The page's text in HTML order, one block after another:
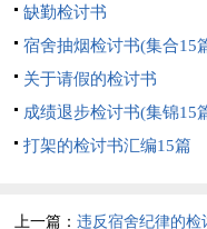
缺勤检讨书
宿舍抽烟检讨书(集合15
关于请假的检讨书
成绩退步检讨书(集锦15
打架的检讨书汇编15篇
上一篇：违反宿舍纪律的检